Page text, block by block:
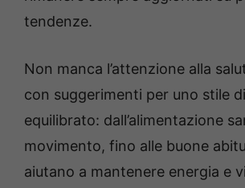
tendenze.
Non manca l’attenzione alla
con suggerimenti per uno stile
equilibrato: dall’alimentazione
movimento, fino alle buone
aiutano a mantenere energia e